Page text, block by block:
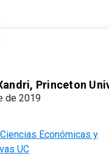
Princeton
de 2019
Económicas y
UC